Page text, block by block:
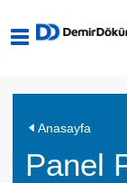
Anasayfa
Panel
Panel